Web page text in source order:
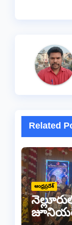
Related
ఆంధ్రప్రదేశ్